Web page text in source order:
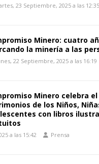
23 Septiembre, 2025 a las 12:35
Minero: cuatro
la minería a las
22 Septiembre, 2025 a las 16:19
Minero celebra el
de los Niños,
con libros
a las 15:42 Prensa